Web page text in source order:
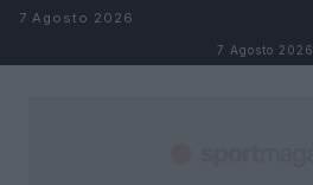
Salta al contenuto
7 Agosto 2026
7 Agosto 2026